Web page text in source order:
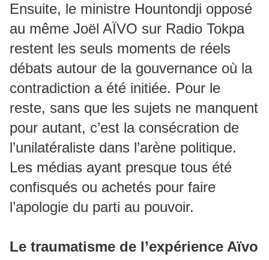
Ensuite, le ministre Hountondji opposé
au même Joël AÏVO sur Radio Tokpa
restent les seuls moments de réels
débats autour de la gouvernance où la
contradiction a été initiée. Pour le
reste, sans que les sujets ne manquent
pour autant, c’est la consécration de
l’unilatéraliste dans l’arène politique.
Les médias ayant presque tous été
confisqués ou achetés pour faire
l’apologie du parti au pouvoir.
Le traumatisme de l’expérience Aïvo